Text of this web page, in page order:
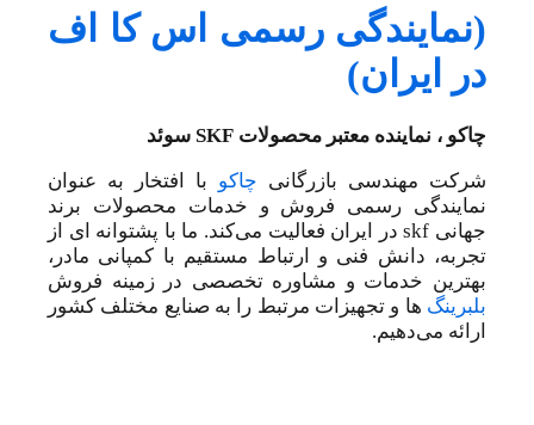
(نمایندگی رسمی اس کا اف
در ایران)
چاکو ، نماینده معتبر محصولات SKF سوئد
شرکت مهندسی بازرگانی چاکو با افتخار به عنوان
نمایندگی رسمی فروش و خدمات محصولات برند
جهانی skf در ایران فعالیت می‌کند. ما با پشتوانه ای از
تجربه، دانش فنی و ارتباط مستقیم با کمپانی مادر،
بهترین خدمات و مشاوره تخصصی در زمینه فروش
بلبرینگ ها و تجهیزات مرتبط را به صنایع مختلف کشور
ارائه می‌دهیم.